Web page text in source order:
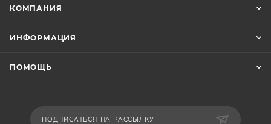
КОМПАНИЯ
ИНФОРМАЦИЯ
ПОМОЩЬ
ПОДПИСАТЬСЯ НА РАССЫЛКУ